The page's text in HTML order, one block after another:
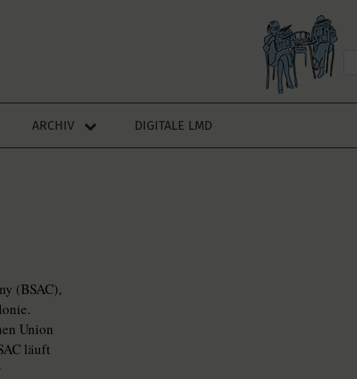
ARCHIV DIGITALE LMD
(BSAC),
Union
läuft